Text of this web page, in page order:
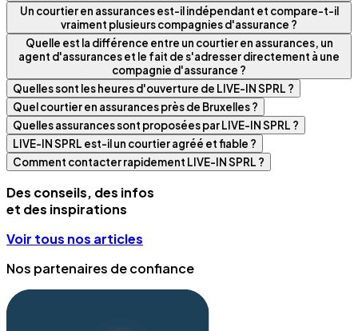
Un courtier en assurances est-il indépendant et compare-t-il
vraiment plusieurs compagnies d'assurance ?
Quelle est la différence entre un courtier en assurances, un
agent d'assurances et le fait de s'adresser directement à une
compagnie d'assurance ?
Quelles sont les heures d'ouverture de LIVE-IN SPRL ?
Quel courtier en assurances près de Bruxelles ?
Quelles assurances sont proposées par LIVE-IN SPRL ?
LIVE-IN SPRL est-il un courtier agréé et fiable ?
Comment contacter rapidement LIVE-IN SPRL ?
Des conseils, des infos
et des inspirations
Voir tous nos articles
Nos partenaires de confiance